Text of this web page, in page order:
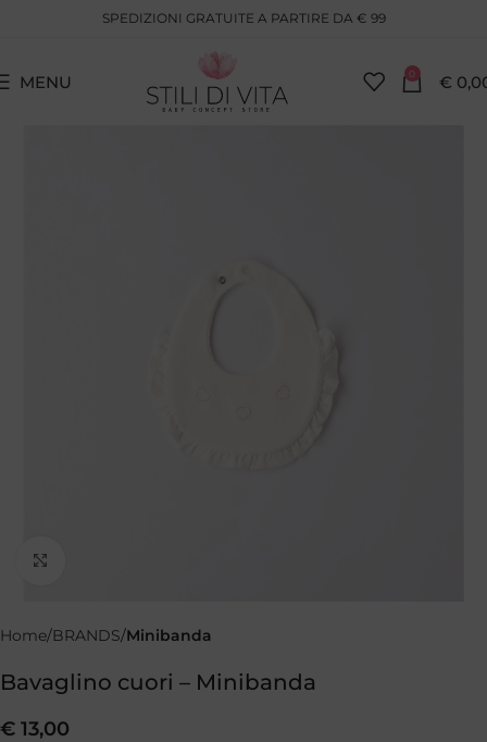
SPEDIZIONI GRATUITE A PARTIRE DA € 99
MENU 0 €
Home BRANDS Minibanda
Bavaglino cuori – Minibanda
€ 13,00